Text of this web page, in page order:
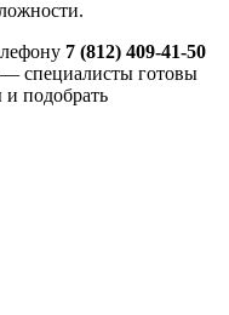
7 (812) 409-41-50
— специалисты готовы
подобрать